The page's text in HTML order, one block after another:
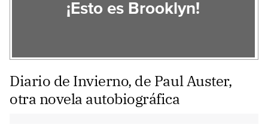
¡Esto es Brooklyn!
Diario de Invierno, de Paul Auster,
otra novela autobiográfica